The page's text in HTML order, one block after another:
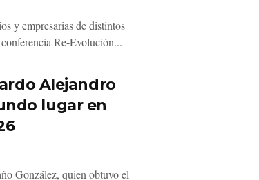
y empresarias de distintos
Re-Evolución...
Alejandro
lugar en
González, quien obtuvo el